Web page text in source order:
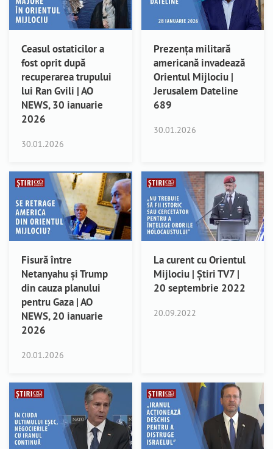
Ceasul ostaticilor a
fost oprit după
recuperarea trupului
lui Ran Gvili | AO
NEWS, 30 ianuarie
2026
30.01.2026
Prezența militară
americană invadează
Orientul Mijlociu |
Jerusalem Dateline
689
30.01.2026
Fisură între
Netanyahu și Trump
din cauza planului
pentru Gaza | AO
NEWS, 20 ianuarie
2026
20.01.2026
La curent cu Orientul
Mijlociu | Știri TV7 |
20 septembrie 2022
20.09.2022